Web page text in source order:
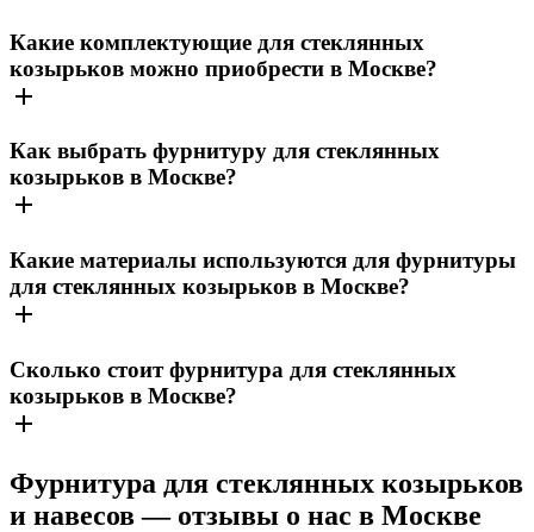
Какие комплектующие для стеклянных
козырьков можно приобрести в Москве?
Как выбрать фурнитуру для стеклянных
козырьков в Москве?
Какие материалы используются для фурнитуры
для стеклянных козырьков в Москве?
Сколько стоит фурнитура для стеклянных
козырьков в Москве?
Фурнитура для стеклянных козырьков
и навесов — отзывы о нас в Москве